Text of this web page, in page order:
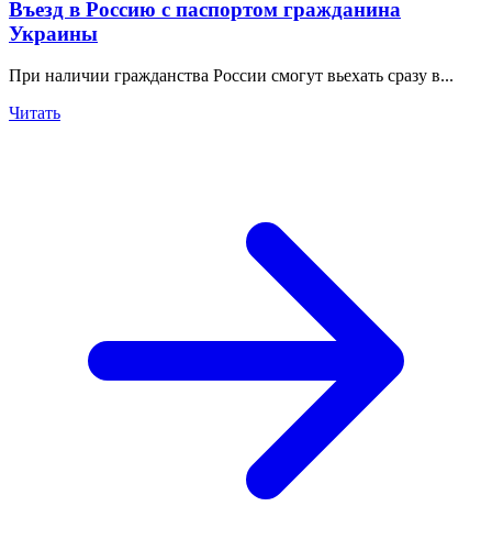
Въезд в Россию с паспортом гражданина
Украины
При наличии гражданства России смогут вьехать сразу в...
Читать